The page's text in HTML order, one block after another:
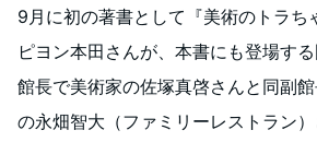
9月に初の著書として『美術のトラち
ピヨン本田さんが、本書にも登場す
館長で美術家の佐塚真啓さんと同副
の永畑智大（ファミリーレストラン）